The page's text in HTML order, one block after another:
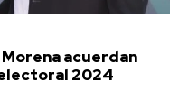
acuerdan
2024